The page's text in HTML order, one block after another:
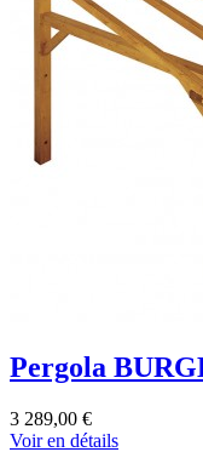
Pergola
3 289,00 €
Voir en détails